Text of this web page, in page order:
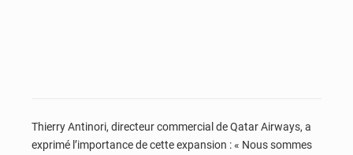
Thierry Antinori, directeur commercial de Qatar Airways, a
exprimé l’importance de cette expansion : « Nous sommes